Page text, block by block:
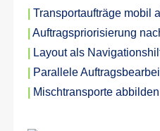
Transportaufträge mobil
Auftragspriorisierung
Layout als
Parallele
Mischtransporte abbilden